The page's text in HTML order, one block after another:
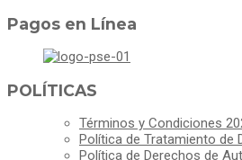
Pagos en Línea
POLÍTICAS
Términos y Condiciones
Política de Tratamiento de
Política de Derechos de